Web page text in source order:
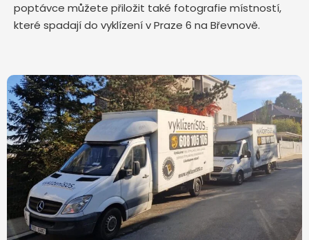
poptávce můžete přiložit také fotografie místností,
které spadají do vyklízení v Praze 6 na Břevnově.